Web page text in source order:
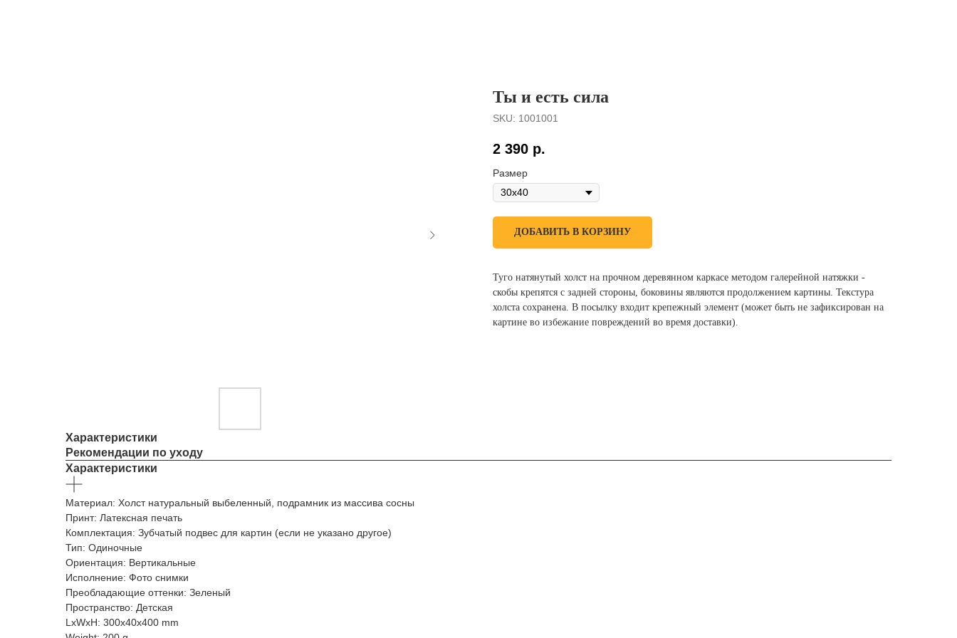
Ты и есть сила
SKU: 1001001
2 390 р.
Размер
ДОБАВИТЬ В КОРЗИНУ
Туго натянутый холст на прочном деревянном каркасе методом галерейной натяжки -
скобы крепятся с задней стороны, боковины являются продолжением картины. Текстура
холста сохранена. В посылку входит крепежный элемент (может быть не зафиксирован на
картине во избежание повреждений во время доставки).
Характеристики
Рекомендации по уходу
Характеристики
Материал: Холст натуральный выбеленный, подрамник из массива сосны
Принт: Латексная печать
Комплектация: Зубчатый подвес для картин (если не указано другое)
Тип: Одиночные
Ориентация: Вертикальные
Исполнение: Фото снимки
Преобладающие оттенки: Зеленый
Пространство: Детская
LxWxH: 300x40x400 mm